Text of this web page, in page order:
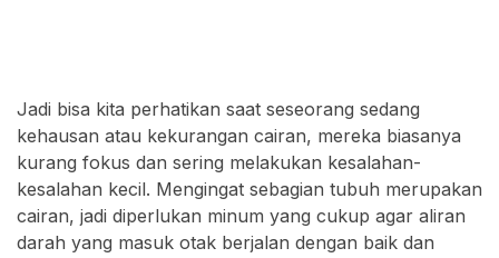
Jadi bisa kita perhatikan saat seseorang sedang
kehausan atau kekurangan cairan, mereka biasanya
kurang fokus dan sering melakukan kesalahan-
kesalahan kecil. Mengingat sebagian tubuh merupakan
cairan, jadi diperlukan minum yang cukup agar aliran
darah yang masuk otak berjalan dengan baik dan